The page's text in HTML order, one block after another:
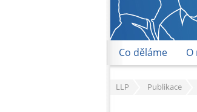
Co děláme O
LLP Publikace